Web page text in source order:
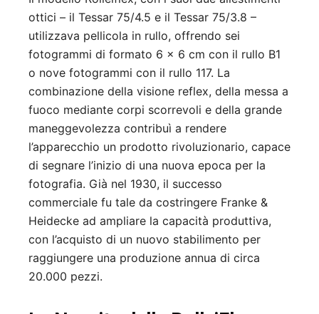
ottici – il Tessar 75/4.5 e il Tessar 75/3.8 –
utilizzava pellicola in rullo, offrendo sei
fotogrammi di formato 6 x 6 cm con il rullo B1
o nove fotogrammi con il rullo 117. La
combinazione della visione reflex, della messa a
fuoco mediante corpi scorrevoli e della grande
maneggevolezza contribuì a rendere
l’apparecchio un prodotto rivoluzionario, capace
di segnare l’inizio di una nuova epoca per la
fotografia. Già nel 1930, il successo
commerciale fu tale da costringere Franke &
Heidecke ad ampliare la capacità produttiva,
con l’acquisto di un nuovo stabilimento per
raggiungere una produzione annua di circa
20.000 pezzi.